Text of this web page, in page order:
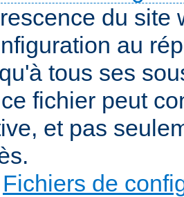
du
au
tous ses
fichier peut
et pas
Fichiers de